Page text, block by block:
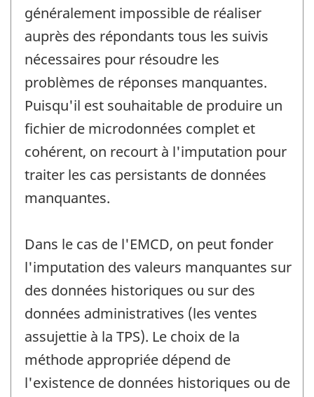
généralement impossible de réaliser
auprès des répondants tous les suivis
nécessaires pour résoudre les
problèmes de réponses manquantes.
Puisqu'il est souhaitable de produire un
fichier de microdonnées complet et
cohérent, on recourt à l'imputation pour
traiter les cas persistants de données
manquantes.
Dans le cas de l'EMCD, on peut fonder
l'imputation des valeurs manquantes sur
des données historiques ou sur des
données administratives (les ventes
assujettie à la TPS). Le choix de la
méthode appropriée dépend de
l'existence de données historiques ou de